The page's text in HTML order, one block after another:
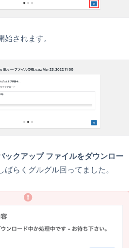
されます。
ックアップ ファイルをダウンロー
ばらくグルグル回ってました。